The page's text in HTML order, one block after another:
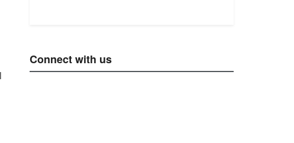
Connect with us